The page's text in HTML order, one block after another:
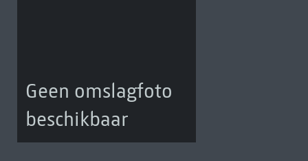
Geen omslagfoto
beschikbaar